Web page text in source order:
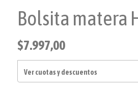
Bolsita matera
$7.997,00
Ver cuotas y descuentos